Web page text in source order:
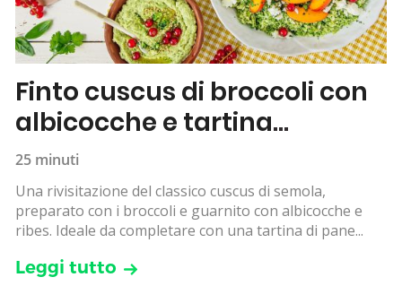
Finto cuscus di broccoli con
albicocche e tartina
all’hummus
25 minuti
Una rivisitazione del classico cuscus di semola,
preparato con i broccoli e guarnito con albicocche e
ribes. Ideale da completare con una tartina di pane...
Leggi tutto